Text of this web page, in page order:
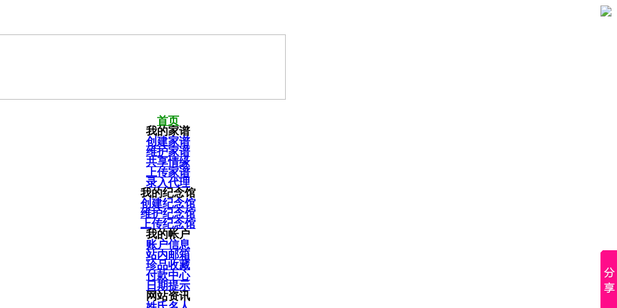
首页
我的家谱
创建家谱
维护家谱
共享情缘
上传家谱
录入代理
我的纪念馆
创建纪念馆
维护纪念馆
上传纪念馆
我的帐户
账户信息
站内邮箱
珍品收藏
付款中心
日期提示
网站资讯